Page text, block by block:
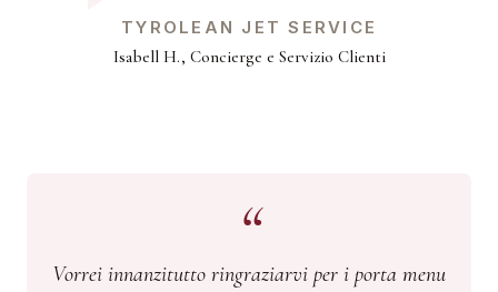
TYROLEAN JET SERVICE
Isabell H., Concierge e Servizio Clienti
Vorrei innanzitutto ringraziarvi per i porta menu